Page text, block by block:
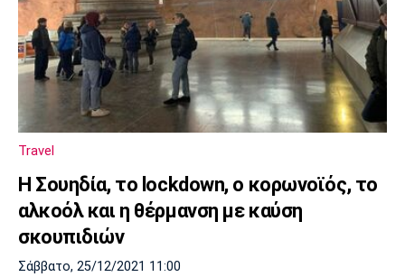
Travel
Η Σουηδία, το lockdown, ο κορωνοϊός, το
αλκοόλ και η θέρμανση με καύση
σκουπιδιών
Σάββατο, 25/12/2021 11:00